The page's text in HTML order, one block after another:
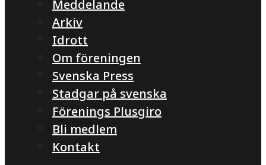
Meddelande
Arkiv
Idrott
Om föreningen
Svenska Press
Stadgar på svenska
Förenings Plusgiro
Bli medlem
Kontakt